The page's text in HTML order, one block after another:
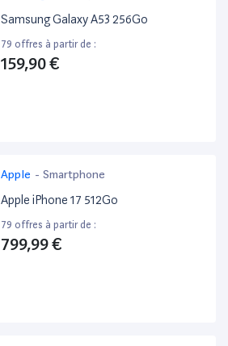
Samsung Galaxy A53 256Go
79 offres à partir de :
159,90 €
Apple - Smartphone
Apple iPhone 17 512Go
79 offres à partir de :
799,99 €